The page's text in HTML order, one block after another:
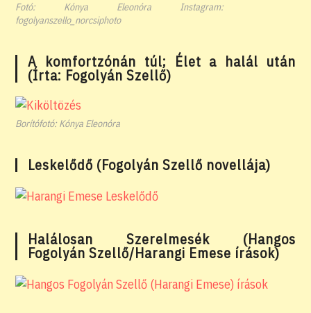
Fotó: Kónya Eleonóra Instagram:
fogolyanszello_norcsiphoto
A komfortzónán túl; Élet a halál után
(Írta: Fogolyán Szellő)
Borítófotó: Kónya Eleonóra
Leskelődő (Fogolyán Szellő novellája)
Halálosan Szerelmesék (Hangos
Fogolyán Szellő/Harangi Emese írások)